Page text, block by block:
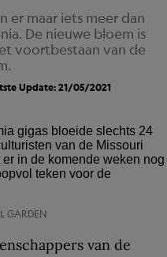
er maar iets meer dan
De nieuwe bloem is
voortbestaan van de
Update: 21/05/2021
GARDEN
van de